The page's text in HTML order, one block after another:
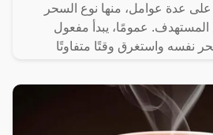
عدة عوامل، منها نوع السحر
عمومًا، يبدأ مفعول
نفسه واستغرق وقتًا متفاوتًا